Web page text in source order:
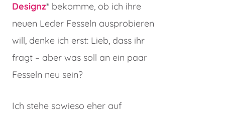
Designz* bekomme, ob ich ihre
neuen Leder Fesseln ausprobieren
will, denke ich erst: Lieb, dass ihr
fragt – aber was soll an ein paar
Fesseln neu sein?
Ich stehe sowieso eher auf